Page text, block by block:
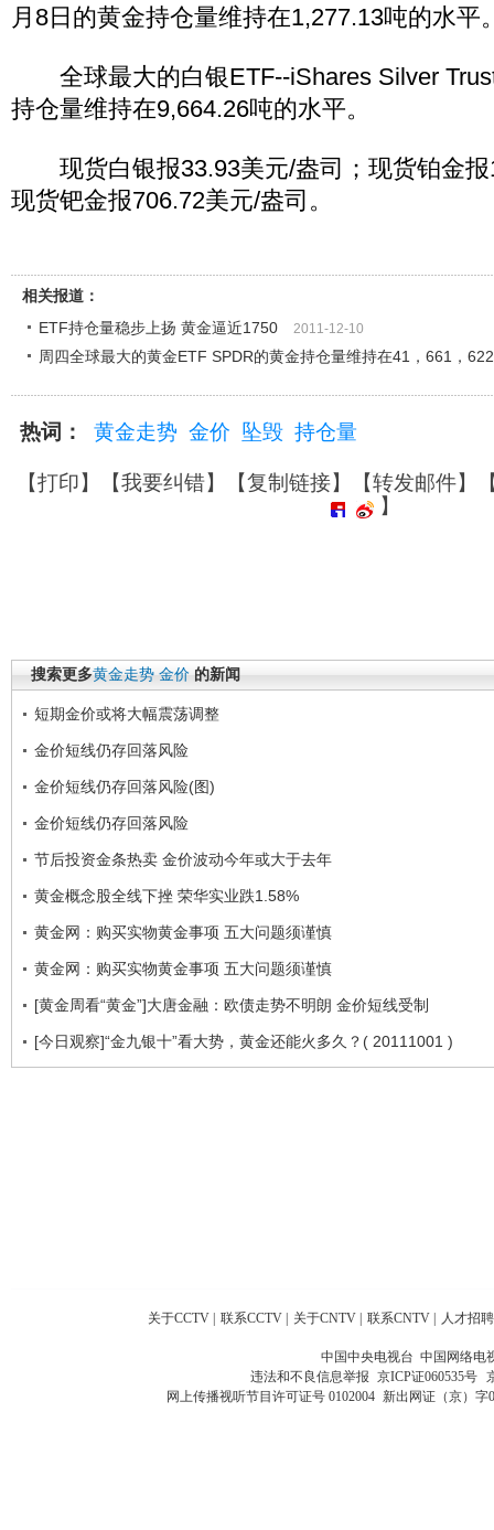
月8日的黄金持仓量维持在1,277.13吨的水平
全球最大的白银ETF--iShares Silver
持仓量维持在9,664.26吨的水平。
现货白银报33.93美元/盎司；现货铂金报
现货钯金报706.72美元/盎司。
相关报道：
ETF持仓量稳步上扬 黄金逼近1750
2011-12-10
周四全球最大的黄金ETF SPDR的黄金持仓量维持在41，661，
热词： 黄金走势 金价 坠毁 持仓量
【打印】【我要纠错】【复制链接】【转发邮件】
】
搜索更多黄金走势 金价 的新闻
短期金价或将大幅震荡调整
金价短线仍存回落风险
金价短线仍存回落风险(图)
金价短线仍存回落风险
节后投资金条热卖 金价波动今年或大于去年
黄金概念股全线下挫 荣华实业跌1.58%
黄金网：购买实物黄金事项 五大问题须谨慎
黄金网：购买实物黄金事项 五大问题须谨慎
[黄金周看“黄金”]大唐金融：欧债走势不明朗 金价短线受制
[今日观察]“金九银十”看大势，黄金还能火多久？( 20111001 )
关于CCTV 联系CCTV 关于CNTV 联系CNTV 人才招聘
中国中央电视台 中国网络电
违法和不良信息举报 京ICP证060535号
网上传播视听节目许可证号 0102004 新出网证（京）